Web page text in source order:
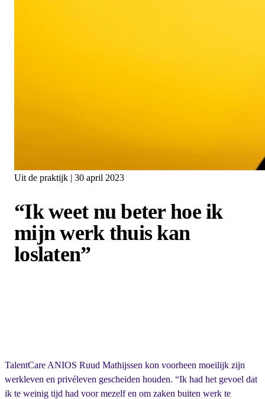
Uit de praktijk | 30 april 2023
“Ik weet nu beter hoe ik
mijn werk thuis kan
loslaten”
TalentCare ANIOS Ruud Mathijssen kon voorheen moeilijk zijn
werkleven en privéleven gescheiden houden. “Ik had het gevoel dat
ik te weinig tijd had voor mezelf en om zaken buiten werk te